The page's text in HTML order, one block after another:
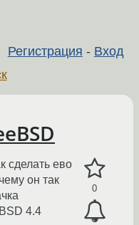
Регистрация - Вход
0
сделать ево
он так
4.4